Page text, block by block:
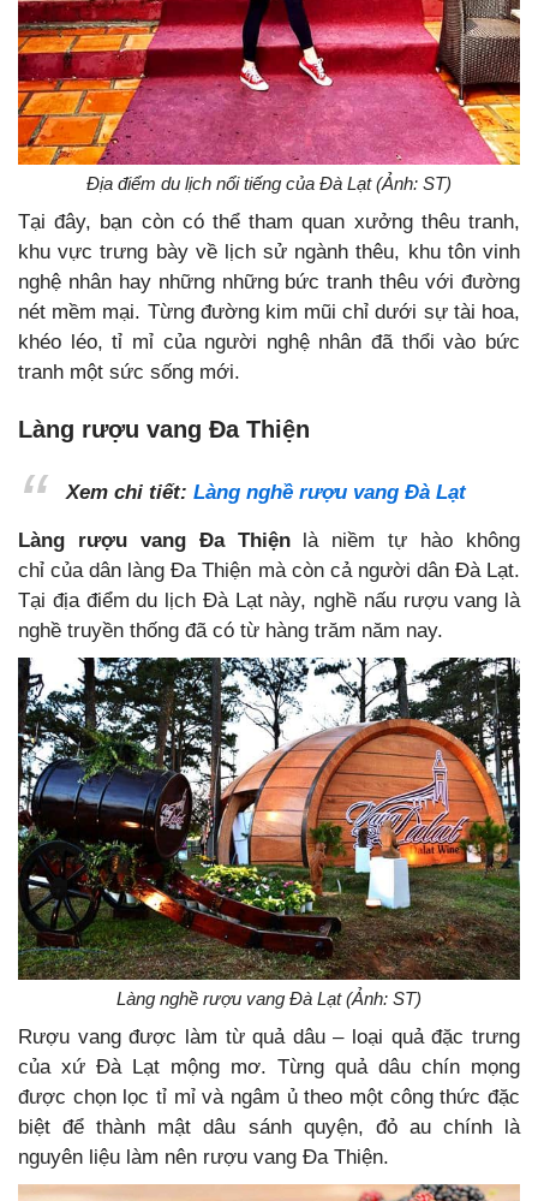
Địa điểm du lịch nổi tiếng của Đà Lạt (Ảnh: ST)
Tại đây, bạn còn có thể tham quan xưởng thêu tranh,
khu vực trưng bày về lịch sử ngành thêu, khu tôn vinh
nghệ nhân hay những những bức tranh thêu với đường
nét mềm mại. Từng đường kim mũi chỉ dưới sự tài hoa,
khéo léo, tỉ mỉ của người nghệ nhân đã thổi vào bức
tranh một sức sống mới.
Làng rượu vang Đa Thiện
Xem chi tiết: Làng nghề rượu vang Đà Lạt
Làng rượu vang Đa Thiệnlà niềm tự hào không
chỉ của dân làng Đa Thiện mà còn cả người dân Đà Lạt.
Tại địa điểm du lịch Đà Lạt này, nghề nấu rượu vang là
nghề truyền thống đã có từ hàng trăm năm nay.
Làng nghề rượu vang Đà Lạt (Ảnh: ST)
Rượu vang được làm từ quả dâu – loại quả đặc trưng
của xứ Đà Lạt mộng mơ. Từng quả dâu chín mọng
được chọn lọc tỉ mỉ và ngâm ủ theo một công thức đặc
biệt để thành mật dâu sánh quyện, đỏ au chính là
nguyên liệu làm nên rượu vang Đa Thiện.